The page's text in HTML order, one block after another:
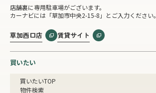
店舗裏に専用駐車場がございます。
カーナビには「草加市中央2-15-8」とご入力ください。
草加西口店 賃貸サイト
買いたい
買いたいTOP
物件検索